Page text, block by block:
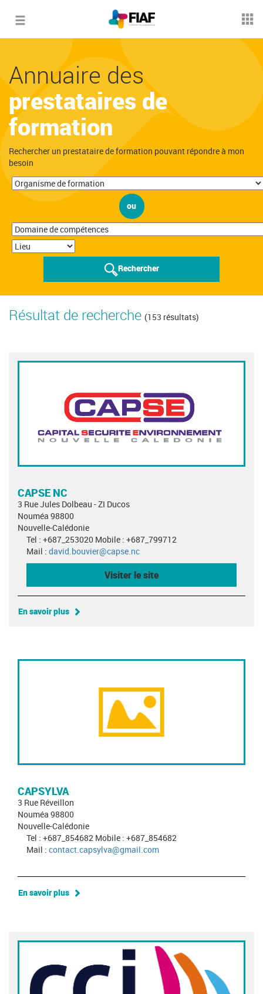
Toggle
Annuaire des
prestataires de
formation
Rechercher un prestataire de formation pouvant répondre à mon
besoin
ou
Rechercher
Résultat de recherche (153 résultats)
CAPSE NC
3 Rue Jules Dolbeau - ZI Ducos
Nouméa 98800
Nouvelle-Calédonie
Tel : +687_253020 Mobile : +687_799712
Mail : david.bouvier@capse.nc
Visiter le site
En savoir plus
CAPSYLVA
3 Rue Réveillon
Nouméa 98800
Nouvelle-Calédonie
Tel : +687_854682 Mobile : +687_854682
Mail : contact.capsylva@gmail.com
En savoir plus